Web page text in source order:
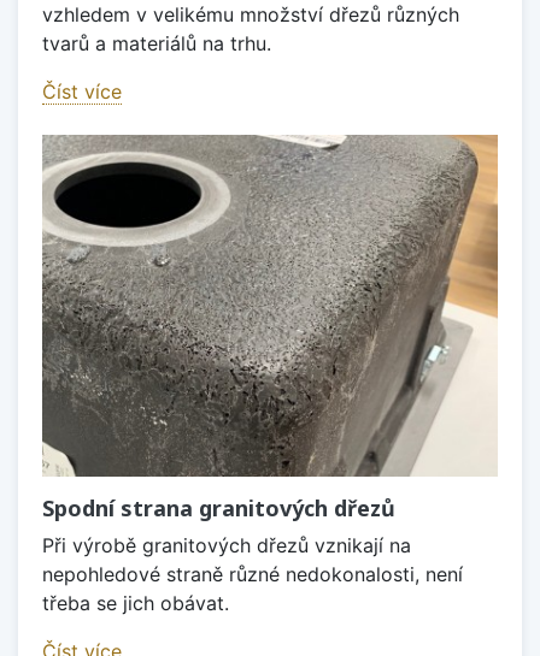
vzhledem v velikému množství dřezů různých
tvarů a materiálů na trhu.
Číst více
Spodní strana granitových dřezů
Při výrobě granitových dřezů vznikají na
nepohledové straně různé nedokonalosti, není
třeba se jich obávat.
Číst více